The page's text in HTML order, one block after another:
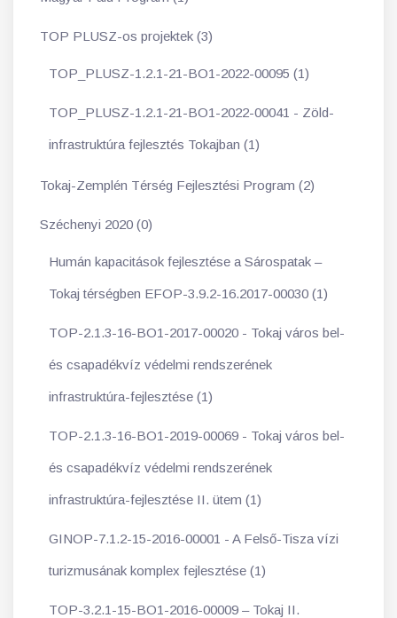
TOP PLUSZ-os projektek (3)
TOP_PLUSZ-1.2.1-21-BO1-2022-00095 (1)
TOP_PLUSZ-1.2.1-21-BO1-2022-00041 - Zöld-
infrastruktúra fejlesztés Tokajban (1)
Tokaj-Zemplén Térség Fejlesztési Program (2)
Széchenyi 2020 (0)
Humán kapacitások fejlesztése a Sárospatak –
Tokaj térségben EFOP-3.9.2-16.2017-00030 (1)
TOP-2.1.3-16-BO1-2017-00020 - Tokaj város bel-
és csapadékvíz védelmi rendszerének
infrastruktúra-fejlesztése (1)
TOP-2.1.3-16-BO1-2019-00069 - Tokaj város bel-
és csapadékvíz védelmi rendszerének
infrastruktúra-fejlesztése II. ütem (1)
GINOP-7.1.2-15-2016-00001 - A Felső-Tisza vízi
turizmusának komplex fejlesztése (1)
TOP-3.2.1-15-BO1-2016-00009 – Tokaj II.